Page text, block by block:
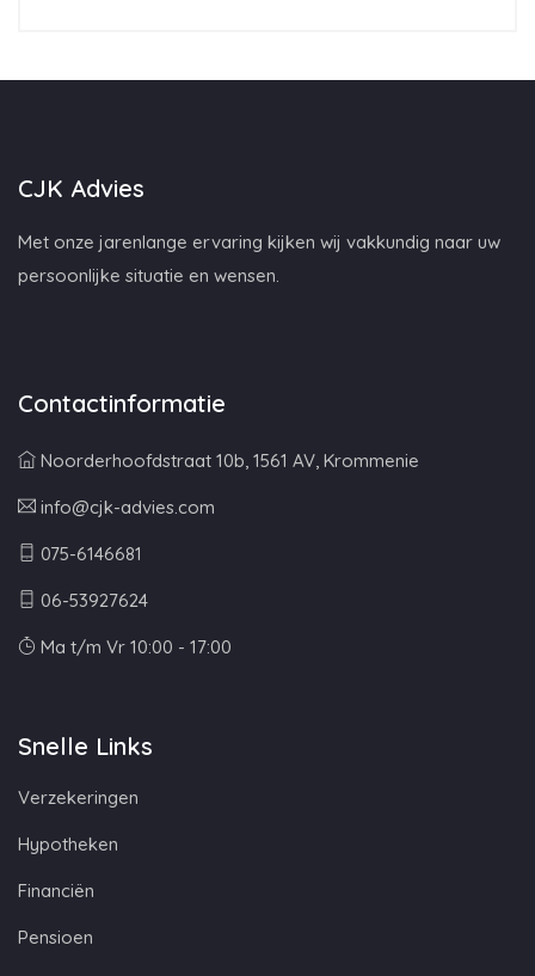
CJK Advies
Met onze jarenlange ervaring kijken wij vakkundig naar uw
persoonlijke situatie en wensen.
Contactinformatie
Noorderhoofdstraat 10b, 1561 AV, Krommenie
info@cjk-advies.com
075-6146681
06-53927624
Ma t/m Vr 10:00 - 17:00
Snelle Links
Verzekeringen
Hypotheken
Financiën
Pensioen